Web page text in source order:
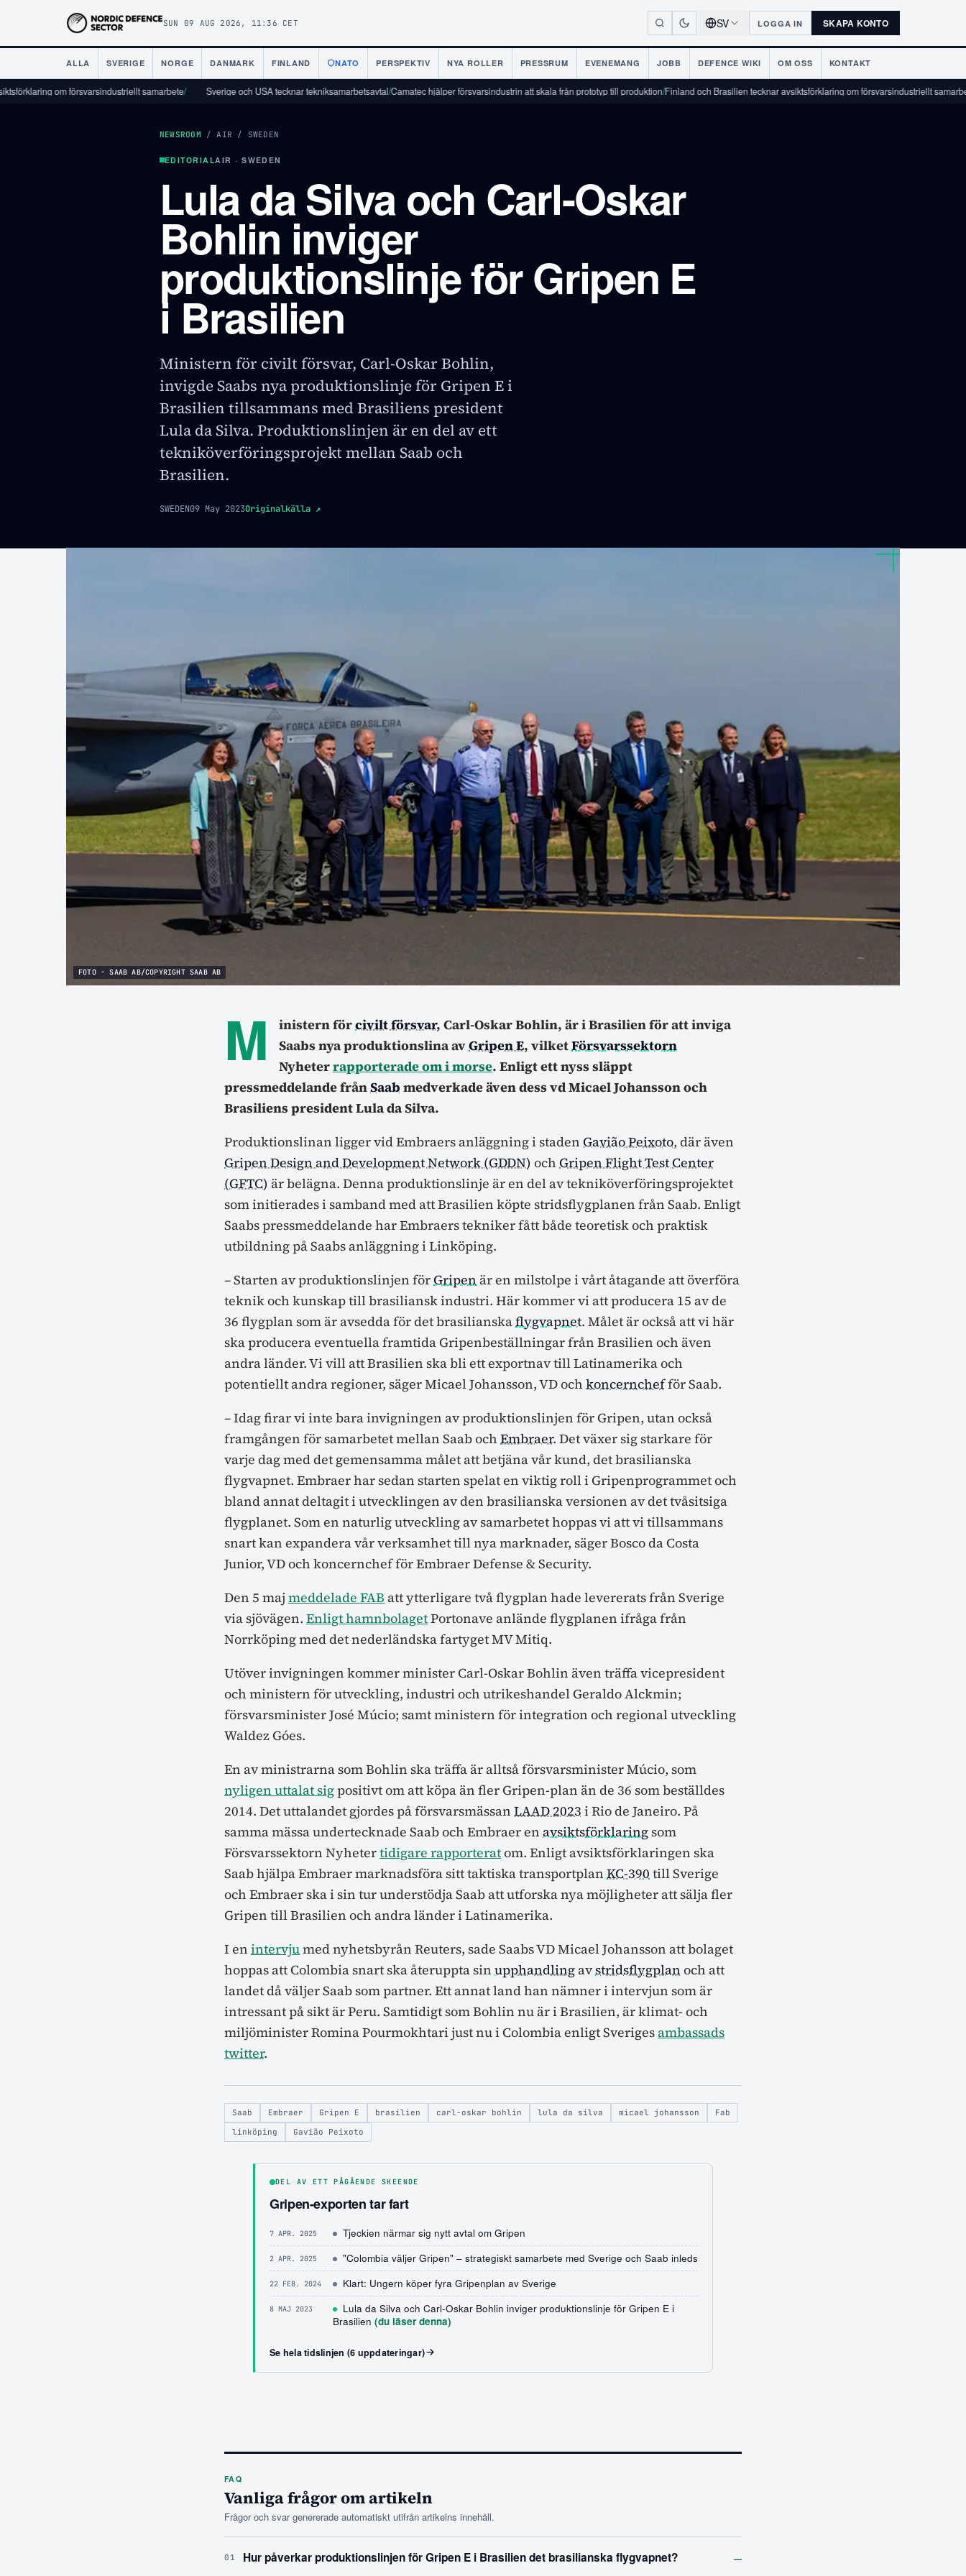
SUN 09 AUG 2026, 11:36 CET SV LOGGA IN SKAPA KONTO
ALLA SVERIGE NORGE DANMARK FINLAND NATO PERSPEKTIV NYA ROLLER PRESSRUM EVENEMANG JOBB DEFENCE WIKI OM OSS KONTAKT
om försvarsindustriellt samarbete/ Sverige och USA tecknar tekniksamarbetsavtal/Camatec hjälper försvarsindustrin att skala från prototyp till produktion/Finland och Brasilien tecknar avsiktsförklaring om försvarsindustriellt samarbete/
NEWSROOM / AIR / SWEDEN
EDITORIALAIR · SWEDEN
Lula da Silva och Carl-Oskar
Bohlin inviger
produktionslinje för Gripen E
i Brasilien
Ministern för civilt försvar, Carl-Oskar Bohlin,
invigde Saabs nya produktionslinje för Gripen E i
Brasilien tillsammans med Brasiliens president
Lula da Silva. Produktionslinjen är en del av ett
tekniköverföringsprojekt mellan Saab och
Brasilien.
SWEDEN09 May 2023Originalkälla ↗
FOTO · SAAB AB/COPYRIGHT SAAB AB
M inistern förcivilt försvar, Carl-Oskar Bohlin, är i Brasilien för att inviga
Saabs nya produktionslina avGripen E, vilketFörsvarssektorn
Nyheterrapporterade om i morse. Enligt ett nyss släppt
pressmeddelande frånSaab medverkade även dess vd Micael Johansson och
Brasiliens president Lula da Silva.
Produktionslinan ligger vid Embraers anläggning i staden Gavião Peixoto, där även
Gripen Design and Development Network (GDDN) och Gripen Flight Test Center
(GFTC) är belägna. Denna produktionslinje är en del av tekniköverföringsprojektet
som initierades i samband med att Brasilien köpte stridsflygplanen från Saab. Enligt
Saabs pressmeddelande har Embraers tekniker fått både teoretisk och praktisk
utbildning på Saabs anläggning i Linköping.
– Starten av produktionslinjen för Gripen är en milstolpe i vårt åtagande att överföra
teknik och kunskap till brasiliansk industri. Här kommer vi att producera 15 av de
36 flygplan som är avsedda för det brasilianskaflygvapnet. Målet är också att vi här
ska producera eventuella framtida Gripenbeställningar från Brasilien och även
andra länder. Vi vill att Brasilien ska bli ett exportnav till Latinamerika och
potentiellt andra regioner, säger Micael Johansson, VD och koncernchefför Saab.
– Idag firar vi inte bara invigningen av produktionslinjen för Gripen, utan också
framgången för samarbetet mellan Saab och Embraer. Det växer sig starkare för
varje dag med det gemensamma målet att betjäna vår kund, det brasilianska
flygvapnet. Embraer har sedan starten spelat en viktig roll i Gripenprogrammet och
bland annat deltagit i utvecklingen av den brasilianska versionen av det tvåsitsiga
flygplanet. Som en naturlig utveckling av samarbetet hoppas vi att vi tillsammans
snart kan expandera vår verksamhet till nya marknader, säger Bosco da Costa
Junior, VD och koncernchef för Embraer Defense & Security.
Den 5 maj meddelade FAB att ytterligare två flygplan hade levererats från Sverige
via sjövägen. Enligt hamnbolagetPortonave anlände flygplanen ifråga från
Norrköping med det nederländska fartyget MV Mitiq.
Utöver invigningen kommer minister Carl-Oskar Bohlin även träffa vicepresident
och ministern för utveckling, industri och utrikeshandel Geraldo Alckmin;
försvarsminister José Múcio; samt ministern för integration och regional utveckling
Waldez Góes.
En av ministrarna som Bohlin ska träffa är alltså försvarsminister Múcio, som
nyligen uttalat sigpositivt om att köpa än fler Gripen-plan än de 36 som beställdes
2014. Det uttalandet gjordes på försvarsmässan LAAD 2023 i Rio de Janeiro. På
samma mässa undertecknade Saab och Embraer en avsiktsförklaring som
Försvarssektorn Nyhetertidigare rapporteratom. Enligt avsiktsförklaringen ska
Saab hjälpa Embraer marknadsföra sitt taktiska transportplan KC-390 till Sverige
och Embraer ska i sin tur understödja Saab att utforska nya möjligheter att sälja fler
Gripen till Brasilien och andra länder i Latinamerika.
I en intervjumed nyhetsbyrån Reuters, sade Saabs VD Micael Johansson att bolaget
hoppas att Colombia snart ska återuppta sin upphandling avstridsflygplan och att
landet då väljer Saab som partner. Ett annat land han nämner i intervjun som är
intressant på sikt är Peru. Samtidigt som Bohlin nu är i Brasilien, är klimat- och
miljöminister Romina Pourmokhtari just nu i Colombia enligt Sverigesambassads
twitter.
Saab Embraer Gripen E brasilien carl-oskar bohlin lula da silva micael johansson
Fab
linköping
Gavião Peixoto
DEL AV ETT PÅGÅENDE SKEENDE
Gripen-exporten tar fart
7 APR. 2025 Tjeckien närmar sig nytt avtal om Gripen
2 APR. 2025 "Colombia väljer Gripen" – strategiskt samarbete med Sverige och Saab inleds
22 FEB. 2024 Klart: Ungern köper fyra Gripenplan av Sverige
8 MAJ 2023
Lula da Silva och Carl-Oskar Bohlin inviger produktionslinje för Gripen E i
Brasilien (du läser denna)
Se hela tidslinjen (6 uppdateringar)
FAQ
Vanliga frågor om artikeln
Frågor och svar genererade automatiskt utifrån artikelns innehåll.
01 Hur påverkar produktionslinjen för Gripen E i Brasilien det brasilianska flygvapnet? –